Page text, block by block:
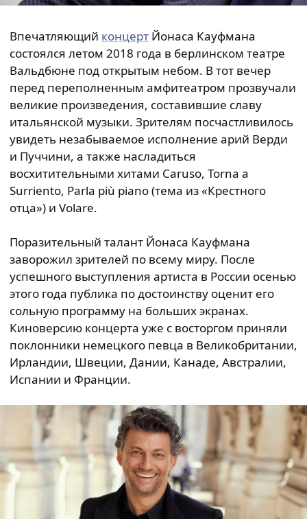
Впечатляющий концерт Йонаса Кауфмана
состоялся летом 2018 года в берлинском театре
Вальдбюне под открытым небом. В тот вечер
перед переполненным амфитеатром прозвучали
великие произведения, составившие славу
итальянской музыки. Зрителям посчастливилось
увидеть незабываемое исполнение арий Верди
и Пуччини, а также насладиться
восхитительными хитами Caruso, Torna a
Surriento, Parla più piano (тема из «Крестного
отца») и Volare.
Поразительный талант Йонаса Кауфмана
заворожил зрителей по всему миру. После
успешного выступления артиста в России осенью
этого года публика по достоинству оценит его
сольную программу на больших экранах.
Киноверсию концерта уже с восторгом приняли
поклонники немецкого певца в Великобритании,
Ирландии, Швеции, Дании, Канаде, Австралии,
Испании и Франции.